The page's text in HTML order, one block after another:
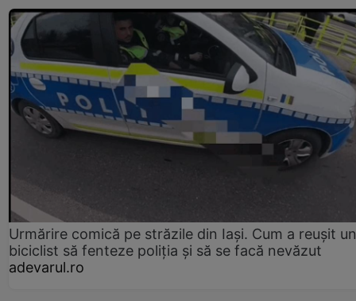
Urmărire comică pe străzile din Iași. Cum a reușit un
biciclist să fenteze poliția și să se facă nevăzut
adevarul.ro